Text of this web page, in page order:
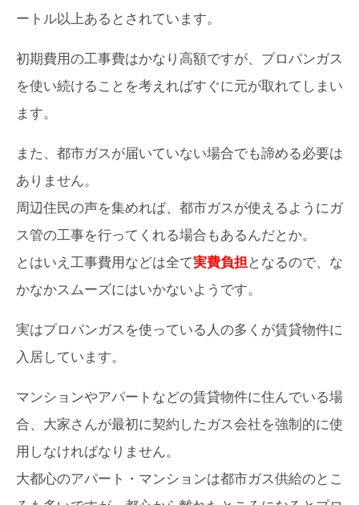
ートル以上あるとされています。
初期費用の工事費はかなり高額ですが、プロパンガス
を使い続けることを考えればすぐに元が取れてしまい
ます。
また、都市ガスが届いていない場合でも諦める必要は
ありません。
周辺住民の声を集めれば、都市ガスが使えるようにガ
ス管の工事を行ってくれる場合もあるんだとか。
とはいえ工事費用などは全て実費負担 となるので、な
かなかスムーズにはいかないようです。
実はプロパンガスを使っている人の多くが賃貸物件に
入居しています。
マンションやアパートなどの賃貸物件に住んでいる場
合、大家さんが最初に契約したガス会社を強制的に使
用しなければなりません。
大都心のアパート・マンションは都市ガス供給のとこ